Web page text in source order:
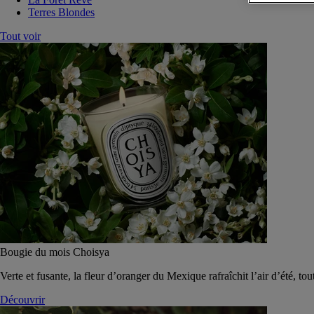
Terres Blondes
Tout voir
Bougie du mois Choisya
Verte et fusante, la fleur d’oranger du Mexique rafraîchit l’air d’été,
Découvrir